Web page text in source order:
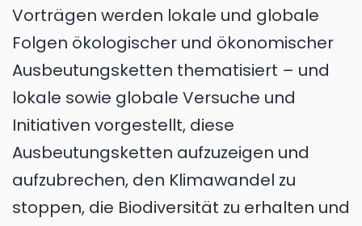
Vorträgen werden lokale und globale
Folgen ökologischer und ökonomischer
Ausbeutungsketten thematisiert – und
lokale sowie globale Versuche und
Initiativen vorgestellt, diese
Ausbeutungsketten aufzuzeigen und
aufzubrechen, den Klimawandel zu
stoppen, die Biodiversität zu erhalten und